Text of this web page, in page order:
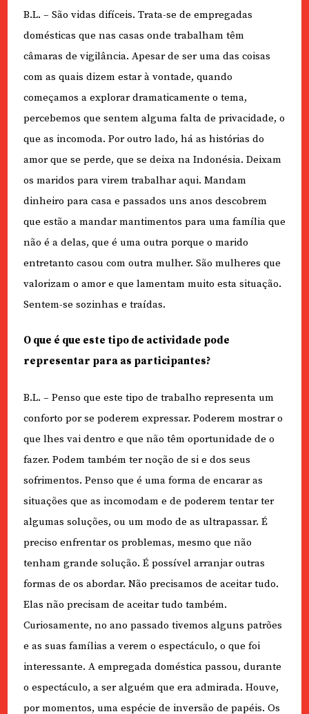
B.L. – São vidas difíceis. Trata-se de empregadas
domésticas que nas casas onde trabalham têm
câmaras de vigilância. Apesar de ser uma das coisas
com as quais dizem estar à vontade, quando
começamos a explorar dramaticamente o tema,
percebemos que sentem alguma falta de privacidade, o
que as incomoda. Por outro lado, há as histórias do
amor que se perde, que se deixa na Indonésia. Deixam
os maridos para virem trabalhar aqui. Mandam
dinheiro para casa e passados uns anos descobrem
que estão a mandar mantimentos para uma família que
não é a delas, que é uma outra porque o marido
entretanto casou com outra mulher. São mulheres que
valorizam o amor e que lamentam muito esta situação.
Sentem-se sozinhas e traídas.
O que é que este tipo de actividade pode
representar para as participantes?
B.L. – Penso que este tipo de trabalho representa um
conforto por se poderem expressar. Poderem mostrar o
que lhes vai dentro e que não têm oportunidade de o
fazer. Podem também ter noção de si e dos seus
sofrimentos. Penso que é uma forma de encarar as
situações que as incomodam e de poderem tentar ter
algumas soluções, ou um modo de as ultrapassar. É
preciso enfrentar os problemas, mesmo que não
tenham grande solução. É possível arranjar outras
formas de os abordar. Não precisamos de aceitar tudo.
Elas não precisam de aceitar tudo também.
Curiosamente, no ano passado tivemos alguns patrões
e as suas famílias a verem o espectáculo, o que foi
interessante. A empregada doméstica passou, durante
o espectáculo, a ser alguém que era admirada. Houve,
por momentos, uma espécie de inversão de papéis. Os